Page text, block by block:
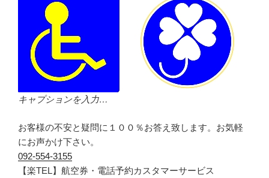
キャプションを入力…
お客様の不安と疑問に１００％お答え致します。お気軽
にお声かけ下さい。
092-554-3155
【楽TEL】航空券・電話予約カスタマーサービス